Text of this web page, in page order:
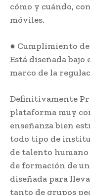
cómo y cuándo,
móviles.
● Cumplimiento de
Está diseñada
marco de la
Definitivamente
plataforma muy
enseñanza bien
todo tipo de
de talento humano
de formación de
diseñada para
tanto de grupos